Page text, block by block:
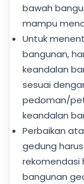
bawah
mampu
Untuk
bangunan,
keandalan
sesuai
pedoman/
keandalan
Perbaikan
gedung
rekomendasi
bangunan